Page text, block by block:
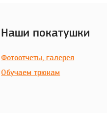
Наши покатушки
Фотоотчеты, галерея
Обучаем трюкам